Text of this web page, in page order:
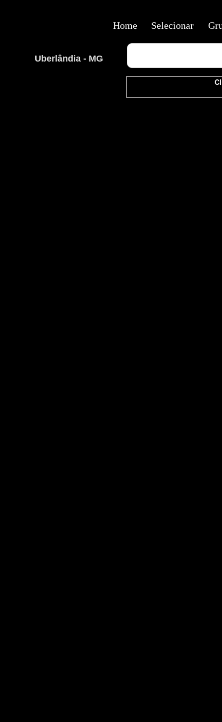
Uberlândia - MG
Home Selecionar